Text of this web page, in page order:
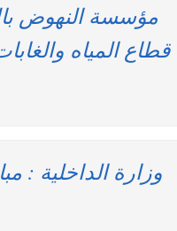
مؤسسة النهوض